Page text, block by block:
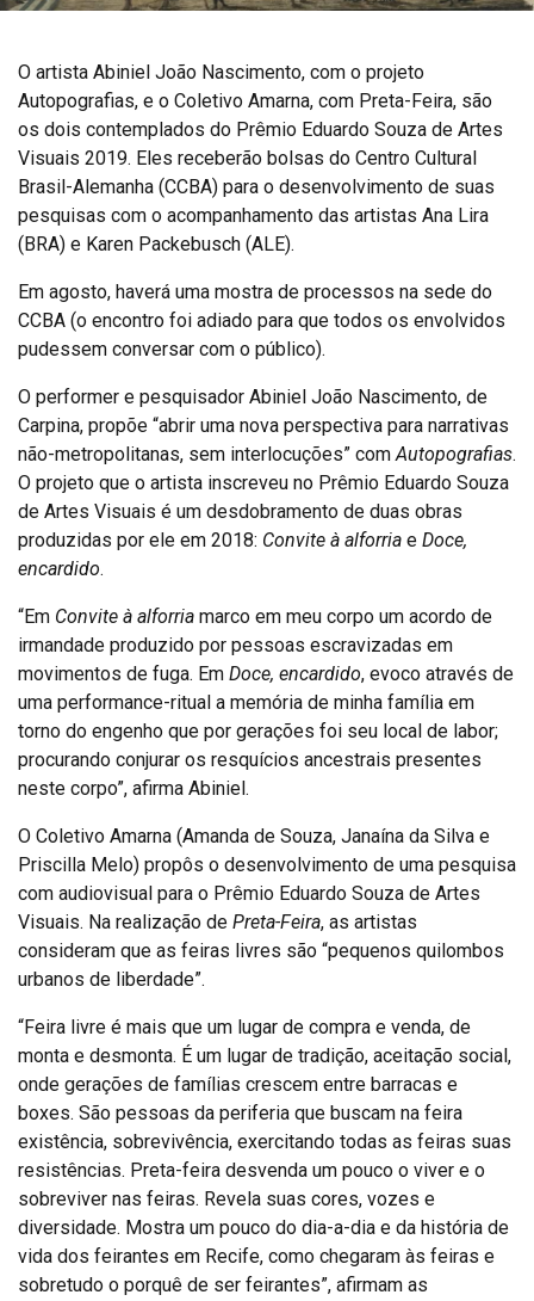
O artista Abiniel João Nascimento, com o projeto
Autopografias, e o Coletivo Amarna, com Preta-Feira, são
os dois contemplados do Prêmio Eduardo Souza de Artes
Visuais 2019. Eles receberão bolsas do Centro Cultural
Brasil-Alemanha (CCBA) para o desenvolvimento de suas
pesquisas com o acompanhamento das artistas Ana Lira
(BRA) e Karen Packebusch (ALE).
Em agosto, haverá uma mostra de processos na sede do
CCBA (o encontro foi adiado para que todos os envolvidos
pudessem conversar com o público).
O performer e pesquisador Abiniel João Nascimento, de
Carpina, propõe “abrir uma nova perspectiva para narrativas
não-metropolitanas, sem interlocuções” comAutopografias.
O projeto que o artista inscreveu no Prêmio Eduardo Souza
de Artes Visuais é um desdobramento de duas obras
produzidas por ele em 2018: Convite à alforria e Doce,
encardido.
“Em Convite à alforria marco em meu corpo um acordo de
irmandade produzido por pessoas escravizadas em
movimentos de fuga. Em Doce, encardido, evoco através de
uma performance-ritual a memória de minha família em
torno do engenho que por gerações foi seu local de labor;
procurando conjurar os resquícios ancestrais presentes
neste corpo”, afirma Abiniel.
O Coletivo Amarna (Amanda de Souza, Janaína da Silva e
Priscilla Melo) propôs o desenvolvimento de uma pesquisa
com audiovisual para o Prêmio Eduardo Souza de Artes
Visuais. Na realização de Preta-Feira, as artistas
consideram que as feiras livres são “pequenos quilombos
urbanos de liberdade”.
“Feira livre é mais que um lugar de compra e venda, de
monta e desmonta. É um lugar de tradição, aceitação social,
onde gerações de famílias crescem entre barracas e
boxes. São pessoas da periferia que buscam na feira
existência, sobrevivência, exercitando todas as feiras suas
resistências. Preta-feira desvenda um pouco o viver e o
sobreviver nas feiras. Revela suas cores, vozes e
diversidade. Mostra um pouco do dia-a-dia e da história de
vida dos feirantes em Recife, como chegaram às feiras e
sobretudo o porquê de ser feirantes”, afirmam as